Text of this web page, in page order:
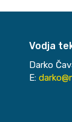
Vodja
Darko
E: